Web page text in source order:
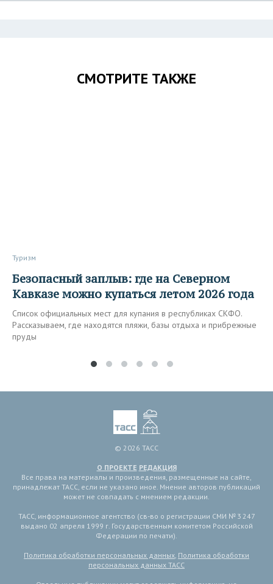
СМОТРИТЕ ТАКЖЕ
Туризм
Безопасный заплыв: где на Северном
Кавказе можно купаться летом 2026 года
Список официальных мест для купания в республиках СКФО.
Рассказываем, где находятся пляжи, базы отдыха и прибрежные
пруды
© 2026 ТАСС
О ПРОЕКТЕ РЕДАКЦИЯ
Все права на материалы и произведения, размещенные на сайте,
принадлежат ТАСС, если не указано иное. Мнение авторов публикаций
может не совпадать с мнением редакции.
ТАСС, информационное агентство (св-во о регистрации СМИ № 3 247
выдано 02 апреля 1999 г. Государственным комитетом Российской
Федерации по печати).
Политика обработки персональных данных Политика обработки
персональных данных ТАСС